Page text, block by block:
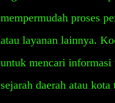
mempermudah proses
atau layanan lainnya.
untuk mencari informasi
sejarah daerah atau